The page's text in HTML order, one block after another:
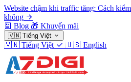
Website chậm khi traffic tăng: Cách
không
Blog 🎁 Khuyến mãi
🇻🇳 Tiếng Việt
🇻🇳 Tiếng Việt 🇺🇸 English